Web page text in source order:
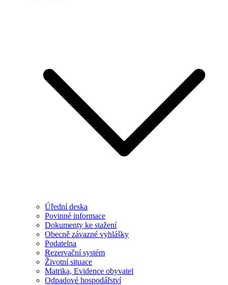
Úřední deska
Povinné informace
Dokumenty ke stažení
Obecně závazné vyhlášky
Podatelna
Rezervační systém
Životní situace
Matrika, Evidence obyvatel
Odpadové hospodářství